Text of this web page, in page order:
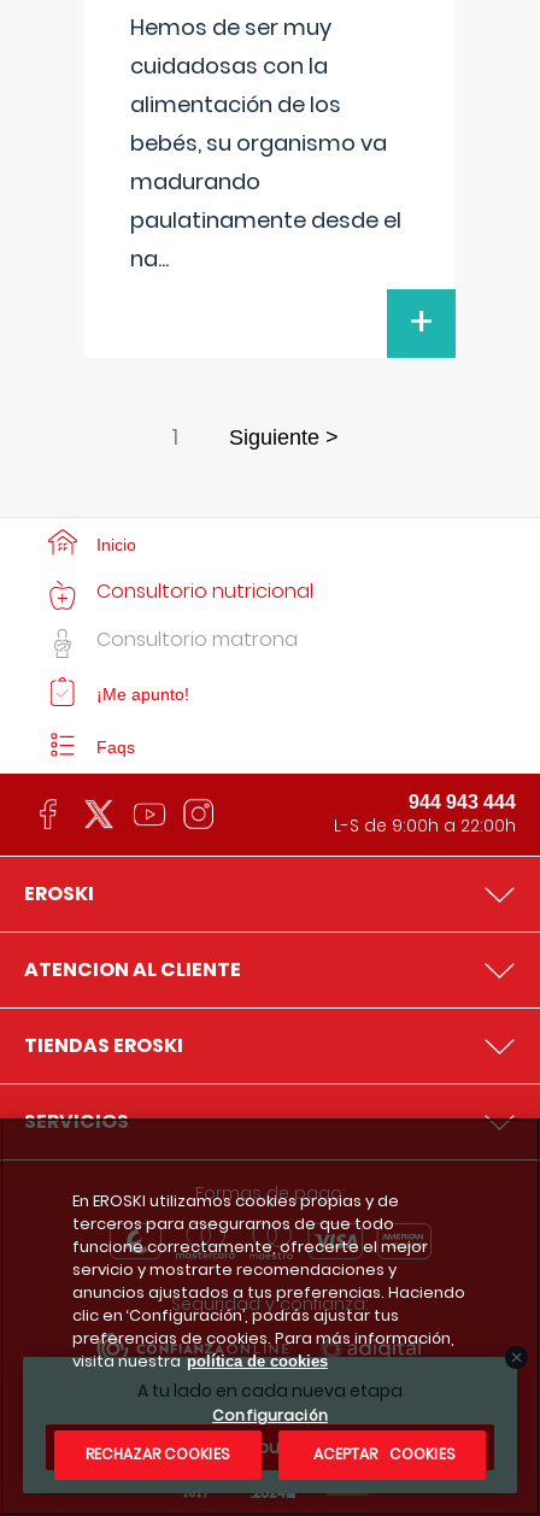
Hemos de ser muy
cuidadosas con la
alimentación de los
bebés, su organismo va
madurando
paulatinamente desde el
na...
+
1 Siguiente >
A tu lado en cada nueva etapa
¿Te apuntas?
Inicio
Consultorio nutricional
Consultorio matrona
¡Me apunto!
Faqs
944 943 444
L-S de 9:00h a 22:00h
EROSKI
ATENCION AL CLIENTE
TIENDAS EROSKI
SERVICIOS
Formas de pago:
Seguridad y confianza:
Premios y reconocimientos:
En EROSKI utilizamos cookies propias y de
terceros para asegurarnos de que todo
funcione correctamente, ofrecerte el mejor
servicio y mostrarte recomendaciones y
anuncios ajustados a tus preferencias. Haciendo
clic en ‘Configuración’, podrás ajustar tus
preferencias de cookies. Para más información,
visita nuestra política de cookies
Configuración
RECHAZAR COOKIES
ACEPTAR COOKIES